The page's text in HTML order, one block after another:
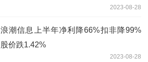
2023-08-28
浪潮信息上半年净利降66%扣非降99%
股价跌1.42%
2023-08-28